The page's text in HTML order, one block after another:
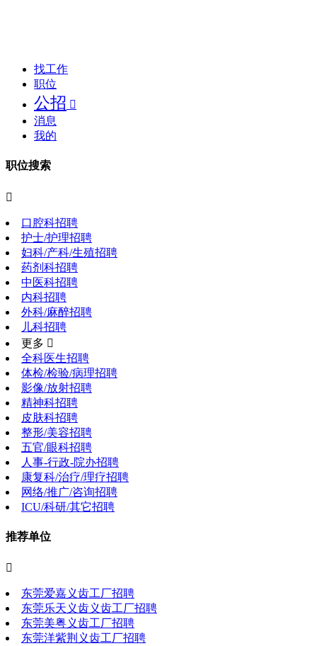
找工作
职位
公招 
消息
我的
职位搜索

口腔科招聘
护士/护理招聘
妇科/产科/生殖招聘
药剂科招聘
中医科招聘
内科招聘
外科/麻醉招聘
儿科招聘
更多 
全科医生招聘
体检/检验/病理招聘
影像/放射招聘
精神科招聘
皮肤科招聘
整形/美容招聘
五官/眼科招聘
人事-行政-院办招聘
康复科/治疗/理疗招聘
网络/推广/咨询招聘
ICU/科研/其它招聘
推荐单位

东莞爱嘉义齿工厂招聘
东莞乐天义齿义齿工厂招聘
东莞美粤义齿工厂招聘
东莞洋紫荆义齿工厂招聘